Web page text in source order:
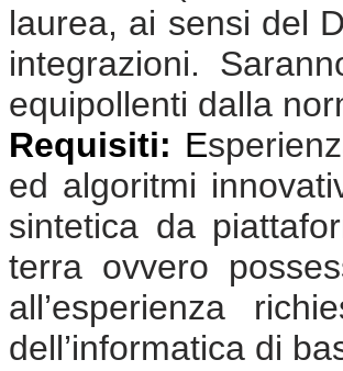
laurea, ai sensi del
integrazioni.
equipollenti dalla
Requisiti: E
ed algoritmi
sintetica da
terra ovvero
all’esperienza
dell’informatica di